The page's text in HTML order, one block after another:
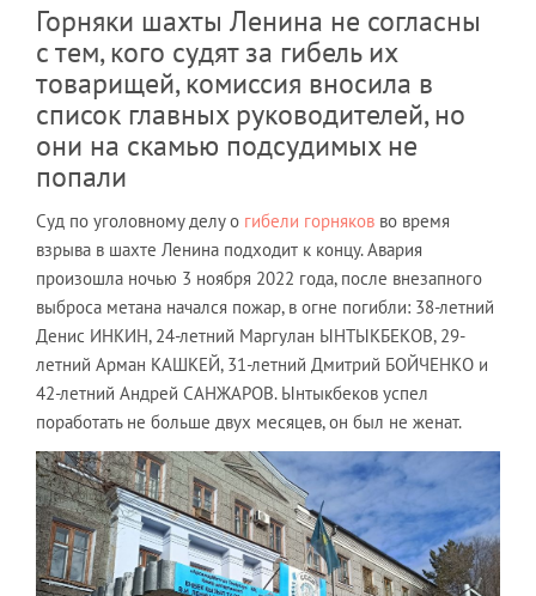
Горняки шахты Ленина не согласны
с тем, кого судят за гибель их
товарищей, комиссия вносила в
список главных руководителей, но
они на скамью подсудимых не
попали
Суд по уголовному делу о гибели горняков во время
взрыва в шахте Ленина подходит к концу. Авария
произошла ночью 3 ноября 2022 года, после внезапного
выброса метана начался пожар, в огне погибли: 38-летний
Денис ИНКИН, 24-летний Маргулан ЫНТЫКБЕКОВ, 29-
летний Арман КАШКЕЙ, 31-летний Дмитрий БОЙЧЕНКО и
42-летний Андрей САНЖАРОВ. Ынтыкбеков успел
поработать не больше двух месяцев, он был не женат.